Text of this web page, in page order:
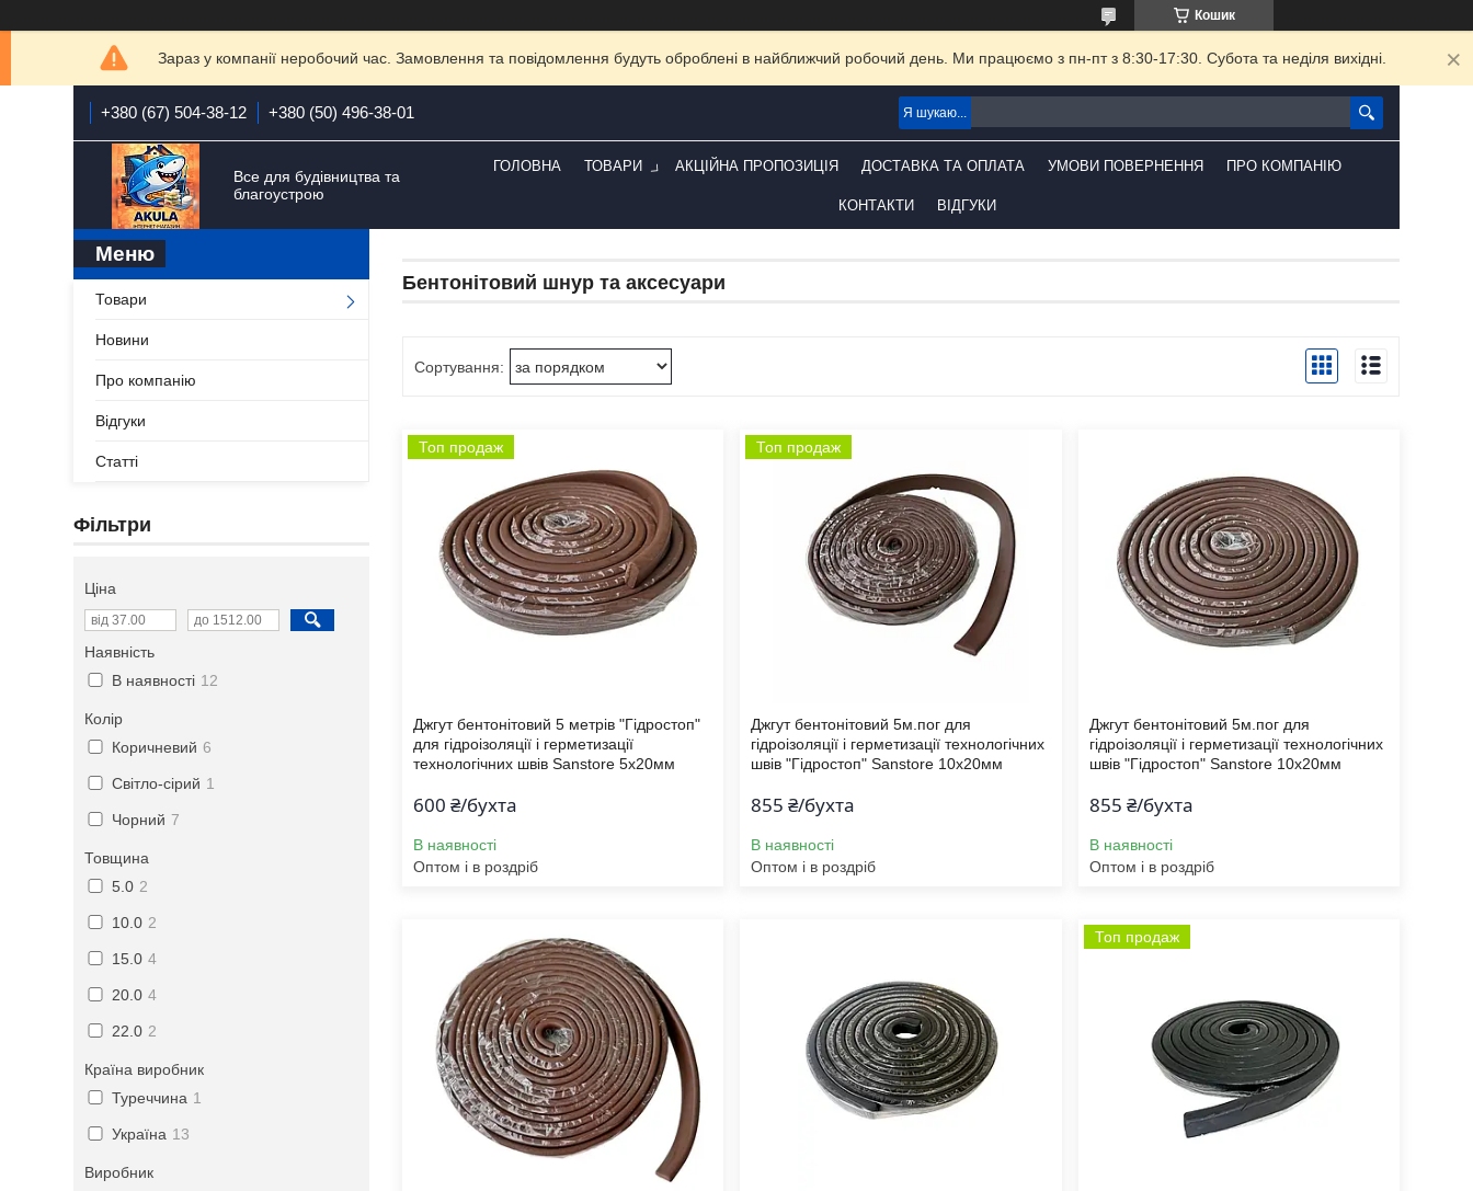
Кошик
Зараз у компанії неробочий час. Замовлення та повідомлення будуть оброблені в найближчий робочий день. Ми працюємо з пн-пт з 8:30-17:30. Субота та неділя вихідні.
+380 (67) 504-38-12 +380 (50) 496-38-01
Все для будівництва та
благоустрою
ГОЛОВНА ТОВАРИ АКЦІЙНА ПРОПОЗИЦІЯ ДОСТАВКА ТА ОПЛАТА УМОВИ ПОВЕРНЕННЯ ПРО КОМПАНІЮ
КОНТАКТИ ВІДГУКИ
Бентонітовий шнур та аксесуари
Топ продаж
Джгут бентонітовий 5 метрів "Гідростоп"
для гідроізоляції і герметизації
технологічних швів Sanstore 5х20мм
600 ₴/бухта
В наявності
Оптом і в роздріб
Топ продаж
Джгут бентонітовий 5м.пог для
гідроізоляції і герметизації технологічних
швів "Гідростоп" Sanstore 10х20мм
855 ₴/бухта
В наявності
Оптом і в роздріб
Джгут бентонітовий 5м.пог для
гідроізоляції і герметизації технологічних
швів "Гідростоп" Sanstore 10х20мм
855 ₴/бухта
В наявності
Оптом і в роздріб
Топ продаж
Товари
Новини
Про компанію
Відгуки
Статті
Фільтри
Ціна
Наявність
В наявності 12
Колір
Коричневий 6
Світло-сірий 1
Чорний 7
Товщина
5.0 2
10.0 2
15.0 4
20.0 4
22.0 2
Країна виробник
Туреччина 1
Україна 13
Виробник